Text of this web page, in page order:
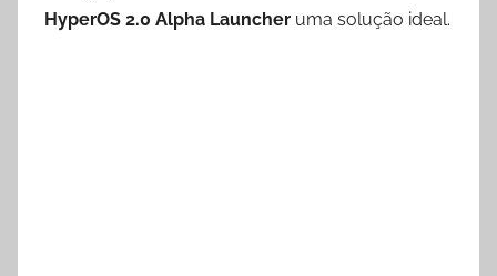
HyperOS 2.0 Alpha Launcher uma solução ideal.